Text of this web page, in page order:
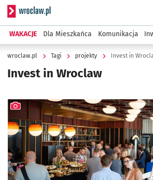
Serwis informacyjny
WAKACJE Dla Mieszkańca Komunikacja
wroclaw.pl Tagi projekty Invest in
Invest in Wroclaw